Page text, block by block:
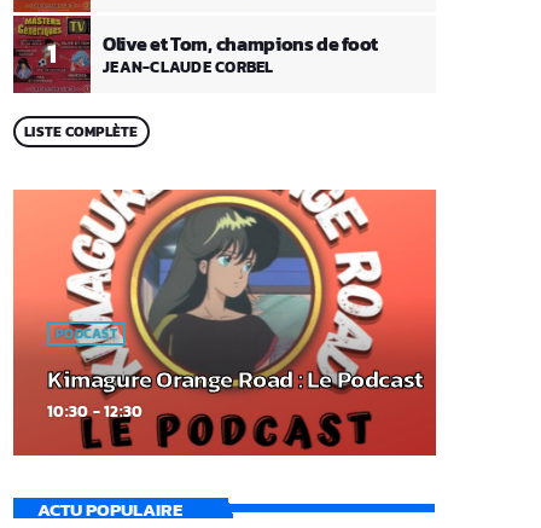
1 Olive et Tom, champions de foot
JEAN-CLAUDE CORBEL
LISTE COMPLÈTE
PODCAST
Kimagure Orange Road : Le Podcast
10:30 - 12:30
ACTU POPULAIRE